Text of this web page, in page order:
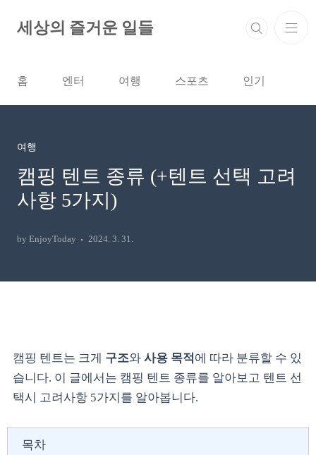
세상의 즐거운 일들
홈 엔터 여행 스포츠 인기
여행
캠핑 텐트 종류 (+텐트 선택 고려
사항 5가지)
by EnjoyToday 2024. 3. 31.
캠핑 텐트는 크게 구조와 사용 목적 에 따라 분류할 수 있
습니다. 이 글에서는 캠핑 텐트 종류를 알아보고 텐트 선
택시 고려사항 5가지를 알아봅니다.
목차